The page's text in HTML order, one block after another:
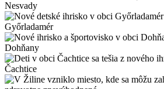
Nesvady
Győrladamér
Dohňany
Čachtice